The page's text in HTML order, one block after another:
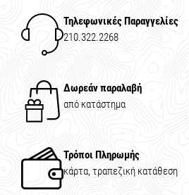
Τηλεφωνικές Παραγγελίες
210.322.2268
Δωρεάν παραλαβή
από κατάστημα
Τρόποι Πληρωμής
κάρτα, τραπεζική κατάθεση